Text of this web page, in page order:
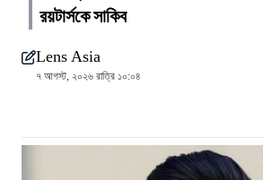
রয়টার্সকে সাকিব
Lens Asia
৭ আগস্ট, ২০২৬ রাত্রি ১০:০৪